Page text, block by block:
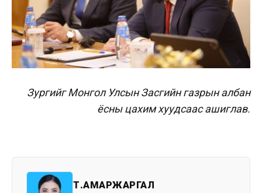
Зургийг Монгол Улсын Засгийн газрын албан
ёсны цахим хуудсаас ашиглав.
Т.АМАРЖАРГАЛ